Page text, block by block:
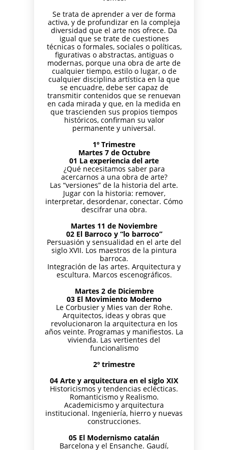
23 DE
MAYO
CURSO DE
AJEDREZ
APRENDE
DESDE 0.
INICIO LA
SEMANA
DEL 11 DE
MAYO
DIFERENCIA
DE ELO –
LUNES 16 DE
MARZO.
20.15H
Se trata de aprender a ver de forma
activa, y de profundizar en la compleja
diversidad que el arte nos ofrece. Da
igual que se trate de cuestiones
técnicas o formales, sociales o políticas,
figurativas o abstractas, antiguas o
modernas, porque una obra de arte de
cualquier tiempo, estilo o lugar, o de
cualquier disciplina artística en la que
se encuadre, debe ser capaz de
transmitir contenidos que se renuevan
en cada mirada y que, en la medida en
que trascienden sus propios tiempos
históricos, confirman su valor
permanente y universal.
1º Trimestre
Martes 7 de Octubre
01 La experiencia del arte
¿Qué necesitamos saber para
acercarnos a una obra de arte?
Las “versiones” de la historia del arte.
Jugar con la historia: remover,
interpretar, desordenar, conectar. Cómo
descifrar una obra.
Martes 11 de Noviembre
02 El Barroco y “lo barroco”
Persuasión y sensualidad en el arte del
siglo XVII. Los maestros de la pintura
barroca.
Integración de las artes. Arquitectura y
escultura. Marcos escenográficos.
Martes 2 de Diciembre
03 El Movimiento Moderno
Le Corbusier y Mies van der Rohe.
Arquitectos, ideas y obras que
revolucionaron la arquitectura en los
años veinte. Programas y manifiestos. La
vivienda. Las vertientes del
funcionalismo
2º trimestre
04 Arte y arquitectura en el siglo XIX
Historicismos y tendencias eclécticas.
Romanticismo y Realismo.
Academicismo y arquitectura
institucional. Ingeniería, hierro y nuevas
construcciones.
05 El Modernismo catalán
Barcelona y el Ensanche. Gaudí,